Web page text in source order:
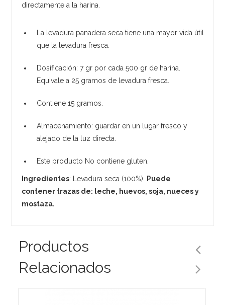
directamente a la harina.
La levadura panadera seca tiene una mayor vida útil
que la levadura fresca.
Dosificación: 7 gr por cada 500 gr de harina.
Equivale a 25 gramos de levadura fresca.
Contiene 15 gramos.
Almacenamiento: guardar en un lugar fresco y
alejado de la luz directa.
Este producto No contiene gluten.
Ingredientes: Levadura seca (100%).
Puede
contener trazas de: leche, huevos, soja, nueces y
mostaza.
Productos
Relacionados